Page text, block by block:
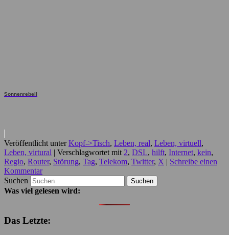
Sonnenrebell
Veröffentlicht unter Kopf->Tisch, Leben, real, Leben, virtuell,
Leben, virtural | Verschlagwortet mit 2, DSL, hilft, Internet, kein,
Regio, Router, Störung, Tag, Telekom, Twitter, X | Schreibe einen
Kommentar
Suchen
Was viel gelesen wird:
Das Letzte: